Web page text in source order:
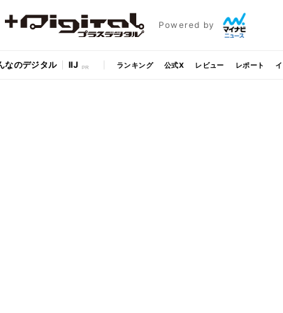
Powered by
なのデジタル IIJ ランキング 公式X レビュー レポート